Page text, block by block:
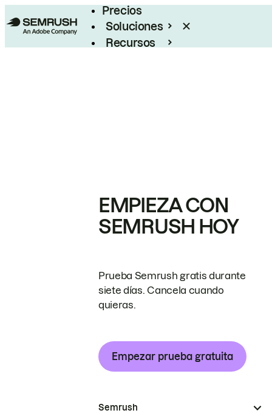
Precios
Soluciones
Recursos
EMPIEZA CON
SEMRUSH HOY
Prueba Semrush gratis durante
siete días. Cancela cuando
quieras.
Empezar prueba gratuita
Semrush